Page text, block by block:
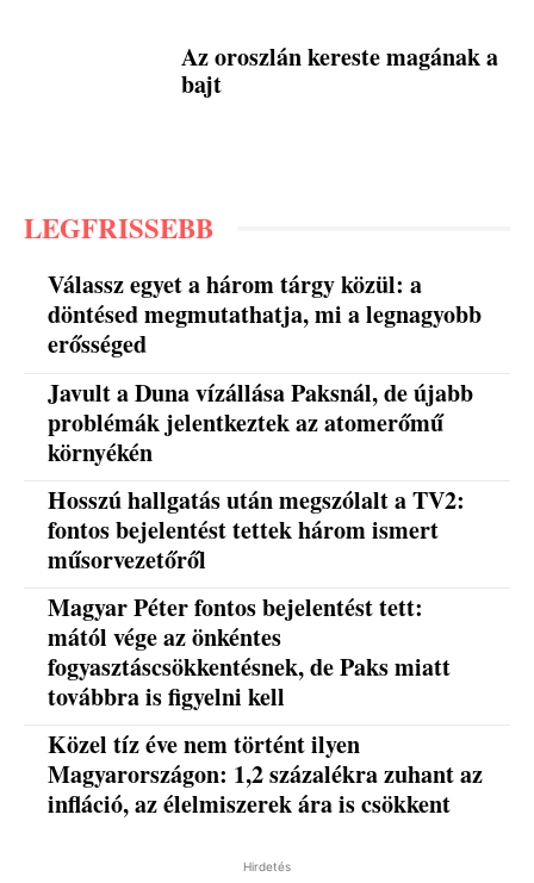
Az oroszlán kereste magának a
bajt
LEGFRISSEBB
Válassz egyet a három tárgy közül: a
döntésed megmutathatja, mi a legnagyobb
erősséged
Javult a Duna vízállása Paksnál, de újabb
problémák jelentkeztek az atomerőmű
környékén
Hosszú hallgatás után megszólalt a TV2:
fontos bejelentést tettek három ismert
műsorvezetőről
Magyar Péter fontos bejelentést tett:
mától vége az önkéntes
fogyasztáscsökkentésnek, de Paks miatt
továbbra is figyelni kell
Közel tíz éve nem történt ilyen
Magyarországon: 1,2 százalékra zuhant az
infláció, az élelmiszerek ára is csökkent
Hirdetés